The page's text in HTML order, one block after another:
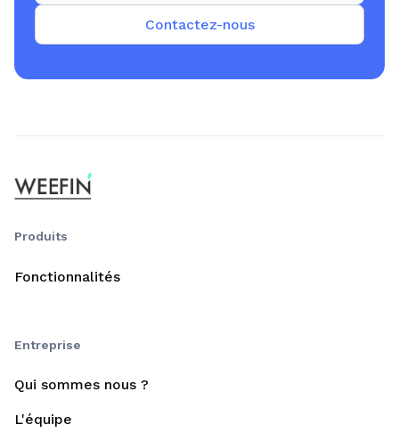
Contactez-nous
Produits
Fonctionnalités
Entreprise
Qui sommes nous ?
L'équipe